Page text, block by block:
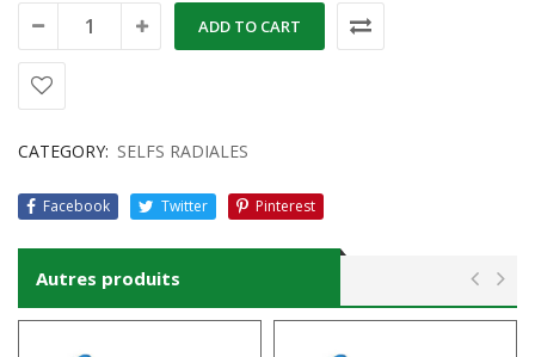
ADD TO CART
CATEGORY: SELFS RADIALES
Facebook Twitter Pinterest
Autres produits